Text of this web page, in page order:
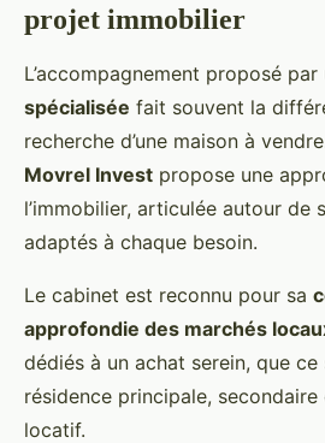
projet immobilier
L’accompagnement proposé par
spécialisée fait souvent la
recherche d’une maison à
Movrel Invest propose une
l’immobilier, articulée autour de
adaptés à chaque besoin.
Le cabinet est reconnu pour sa
approfondie des marchés
dédiés à un achat serein, que
résidence principale,
locatif.